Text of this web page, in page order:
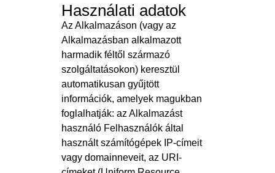
Használati adatok
Az Alkalmazáson (vagy az
Alkalmazásban alkalmazott
harmadik féltől származó
szolgáltatásokon) keresztül
automatikusan gyűjtött
információk, amelyek magukban
foglalhatják: az Alkalmazást
használó Felhasználók által
használt számítógépek IP-címeit
vagy domainneveit, az URI-